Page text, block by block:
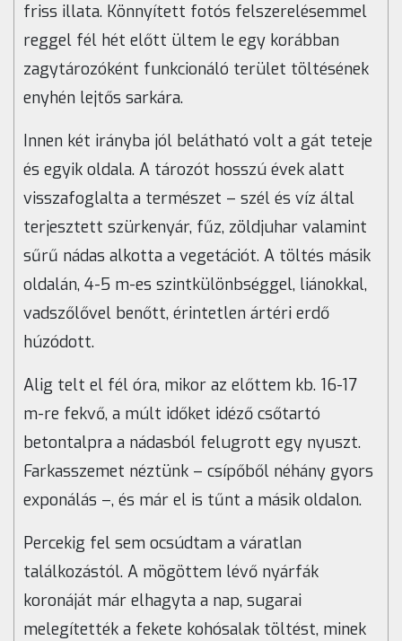
friss illata. Könnyített fotós felszerelésemmel
reggel fél hét előtt ültem le egy korábban
zagytározóként funkcionáló terület töltésének
enyhén lejtős sarkára.
Innen két irányba jól belátható volt a gát teteje
és egyik oldala. A tározót hosszú évek alatt
visszafoglalta a természet – szél és víz által
terjesztett szürkenyár, fűz, zöldjuhar valamint
sűrű nádas alkotta a vegetációt. A töltés másik
oldalán, 4-5 m-es szintkülönbséggel, liánokkal,
vadszőlővel benőtt, érintetlen ártéri erdő
húzódott.
Alig telt el fél óra, mikor az előttem kb. 16-17
m-re fekvő, a múlt időket idéző csőtartó
betontalpra a nádasból felugrott egy nyuszt.
Farkasszemet néztünk – csípőből néhány gyors
exponálás –, és már el is tűnt a másik oldalon.
Percekig fel sem ocsúdtam a váratlan
találkozástól. A mögöttem lévő nyárfák
koronáját már elhagyta a nap, sugarai
melegítették a fekete kohósalak töltést, minek